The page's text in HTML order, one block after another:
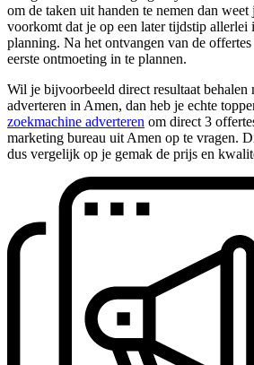
om de taken uit handen te nemen dan
voorkomt dat je op een later tijdstip allerlei
planning. Na het ontvangen van de
eerste ontmoeting in te plannen.
Wil je bijvoorbeeld direct resultaat behalen
adverteren in Amen, dan heb je echte
zoekmachine adverteren om direct 3
marketing bureau uit Amen op te vragen.
dus vergelijk op je gemak de prijs en